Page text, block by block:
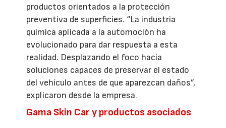
productos orientados a la protección
preventiva de superficies. “La industria
química aplicada a la automoción ha
evolucionado para dar respuesta a esta
realidad. Desplazando el foco hacia
soluciones capaces de preservar el estado
del vehículo antes de que aparezcan daños”,
explicaron desde la empresa.
Gama Skin Car y productos asociados